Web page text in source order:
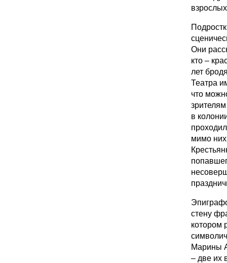
Они
кто –
лет
Театра
что
в
мимо
стену
котором
Марины
– две их